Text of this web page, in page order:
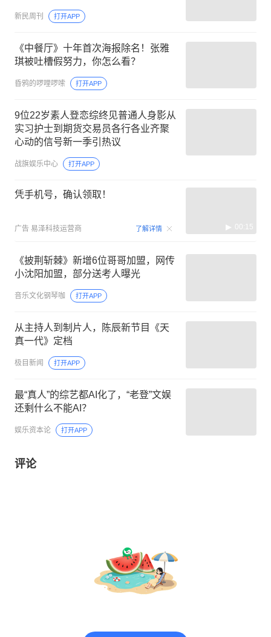
新民周刊 打开APP
《中餐厅》十年首次海报除名！张雅
琪被吐槽假努力，你怎么看？
昏鸦的啰哩啰嗦 打开APP
9位22岁素人登恋综终见普通人身影从
实习护士到期货交易员各行各业齐聚
心动的信号新一季引热议
战旗娱乐中心 打开APP
凭手机号，确认领取！
广告 易泽科技运营商 了解详情 00:15
《披荆斩棘》新增6位哥哥加盟，网传
小沈阳加盟，部分送考人曝光
音乐文化钢琴咖 打开APP
从主持人到制片人，陈辰新节目《天
真一代》定档
极目新闻 打开APP
最“真人”的综艺都AI化了，“老登”文娱
还剩什么不能AI？
娱乐资本论 打开APP
评论